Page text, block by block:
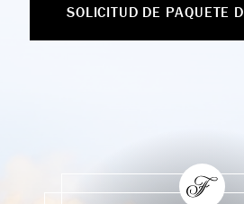
SOLICITUD DE PAQUETE